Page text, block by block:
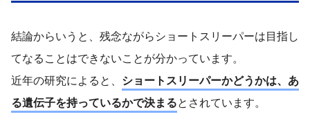
結論からいうと、残念ながらショートスリーパーは目指し
てなることはできないことが分かっています。
近年の研究によると、 ショートスリーパーかどうかは、あ
る遺伝子を持っているかで決まるとされています。